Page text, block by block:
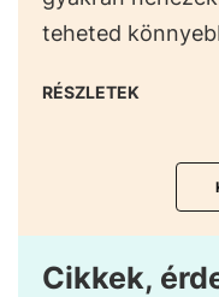
teheted
RÉSZLETEK
Cikkek,